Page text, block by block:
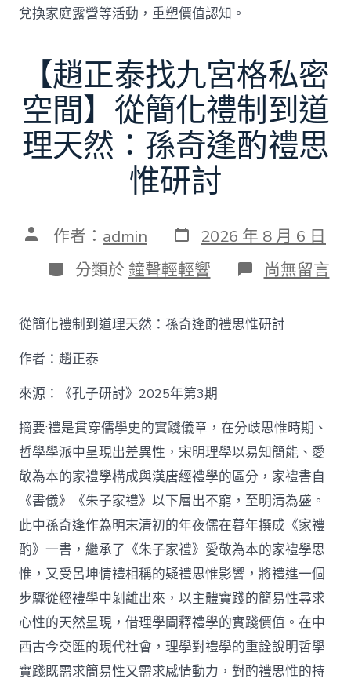
兌換家庭露營等活動，重塑價值認知。
【趙正泰找九宮格私密
空間】從簡化禮制到道
理天然：孫奇逢酌禮思
惟研討
文 作者： admin 發
表
日
期
2026 年 8 月 6 日
分
類
分類於 鐘聲輕輕響 在
〈【趙
泰
找
空
間】
從
簡
化
禮
制
到
道
理
天
然：
孫
奇
逢
酌
禮
尚無留言
從簡化禮制到道理天然：孫奇逢酌禮思惟研討
作者：趙正泰
來源：《孔子研討》2025年第3期
摘要:禮是貫穿儒學史的實踐儀章，在分歧思惟時期、
哲學學派中呈現出差異性，宋明理學以易知簡能、愛
敬為本的家禮學構成與漢唐經禮學的區分，家禮書自
《書儀》《朱子家禮》以下層出不窮，至明清為盛。
此中孫奇逢作為明末清初的年夜儒在暮年撰成《家禮
酌》一書，繼承了《朱子家禮》愛敬為本的家禮學思
惟，又受呂坤情禮相稱的疑禮思惟影響，將禮進一個
步驟從經禮學中剝離出來，以主體實踐的簡易性尋求
心性的天然呈現，借理學闡釋禮學的實踐價值。在中
西古今交匯的現代社會，理學對禮學的重詮說明哲學
實踐既需求簡易性又需求感情動力，對酌禮思惟的持